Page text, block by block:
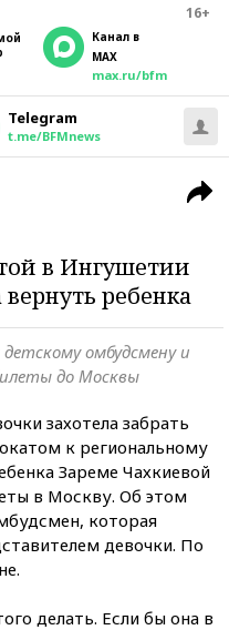
16+
Канал в
MAX
max.ru/bfm
Telegram
t.me/BFMnews
в Ингушетии
ребенка
омбудсмену и
до Москвы
захотела забрать
к региональному
Зареме Чахкиевой
в Москву. Об этом
которая
девочки. По
делать. Если бы она в